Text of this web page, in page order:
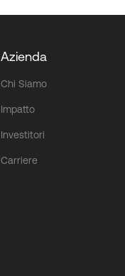
Azienda
Chi Siamo
Impatto
Investitori
Carriere